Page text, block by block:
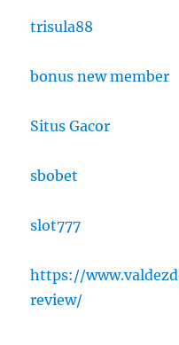
trisula88
bonus new member
Situs Gacor
sbobet
slot777
https://
review/